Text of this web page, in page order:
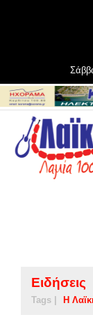
Ειδήσεις
Tags | Η